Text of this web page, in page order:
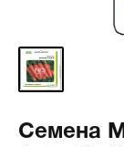
Семена